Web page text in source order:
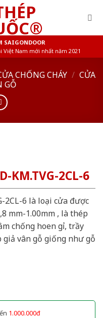
SAIGONDOOR
Việt Nam mới nhất năm 2021
CHỐNG CHÁY / CỬA
GỖ
KM.TVG-2CL-6
2CL-6 là loại cửa được
mm-1.00mm , là thép
chống hoen gỉ, trầy
vân gỗ giống như gỗ
1.000.000đ